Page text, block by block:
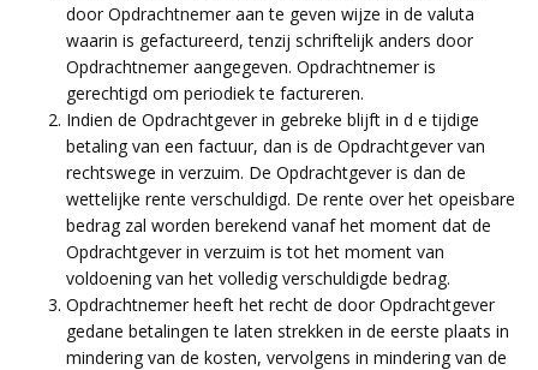
door Opdrachtnemer aan te geven wijze in de valuta
waarin is gefactureerd, tenzij schriftelijk anders door
Opdrachtnemer aangegeven. Opdrachtnemer is
gerechtigd om periodiek te factureren.
Indien de Opdrachtgever in gebreke blijft in d e tijdige
betaling van een factuur, dan is de Opdrachtgever van
rechtswege in verzuim. De Opdrachtgever is dan de
wettelijke rente verschuldigd. De rente over het opeisbare
bedrag zal worden berekend vanaf het moment dat de
Opdrachtgever in verzuim is tot het moment van
voldoening van het volledig verschuldigde bedrag.
Opdrachtnemer heeft het recht de door Opdrachtgever
gedane betalingen te laten strekken in de eerste plaats in
mindering van de kosten, vervolgens in mindering van de